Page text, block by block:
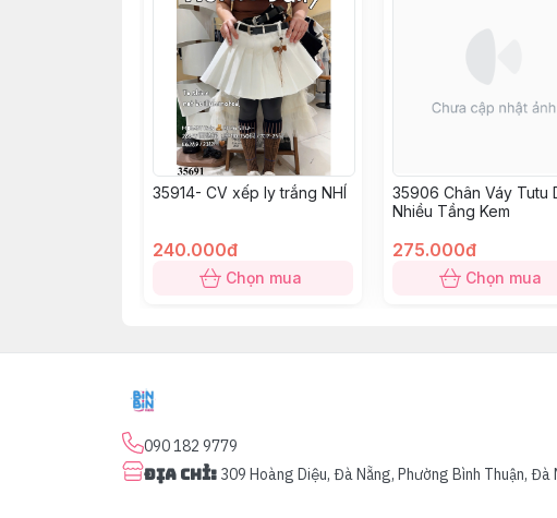
35914- CV xếp ly trắng NHÍ
240.000đ
Chọn mua
35906 Chân Váy Tutu
Nhiều Tầng Kem
275.000đ
Chọn mua
090 182 9779
Địa chỉ: 309 Hoàng Diệu, Đà Nẵng, Phường Bình Thuận, Đà